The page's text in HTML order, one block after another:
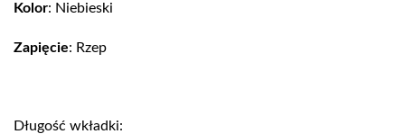
Kolor: Niebieski
Zapięcie: Rzep
Długość wkładki: